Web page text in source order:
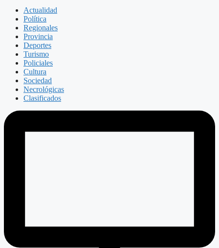
Actualidad
Política
Regionales
Provincia
Deportes
Turismo
Policiales
Cultura
Sociedad
Necrológicas
Clasificados